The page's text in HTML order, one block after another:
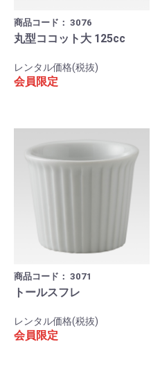
商品コード： 3076
丸型ココット大 125cc
レンタル価格(税抜)
会員限定
商品コード： 3071
トールスフレ
レンタル価格(税抜)
会員限定